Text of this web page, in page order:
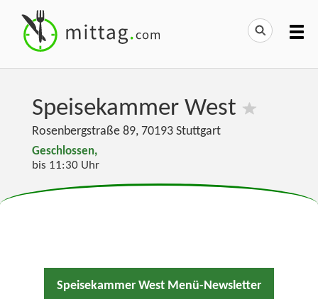
Speisekammer West
Rosenbergstraße 89, 70193 Stuttgart
Geschlossen,
bis 11:30 Uhr
Speisekammer West Menü-Newsletter